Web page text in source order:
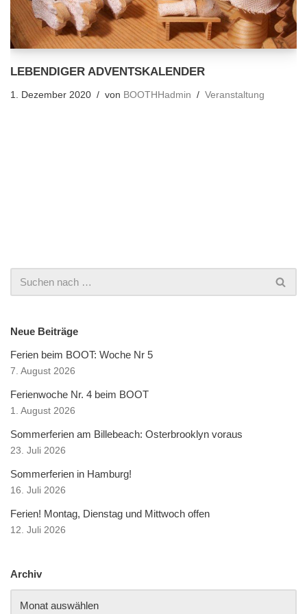
LEBENDIGER ADVENTSKALENDER
1. Dezember 2020 von BOOTHHadmin Veranstaltung
Neue Beiträge
Ferien beim BOOT: Woche Nr 5
7. August 2026
Ferienwoche Nr. 4 beim BOOT
1. August 2026
Sommerferien am Billebeach: Osterbrooklyn voraus
23. Juli 2026
Sommerferien in Hamburg!
16. Juli 2026
Ferien! Montag, Dienstag und Mittwoch offen
12. Juli 2026
Archiv